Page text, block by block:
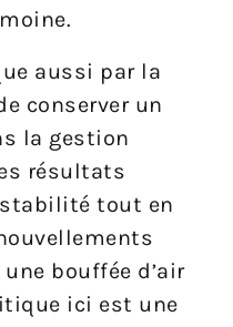
aussi par la
conserver un
la gestion
résultats
tout en
bouffée d’air
ici est une